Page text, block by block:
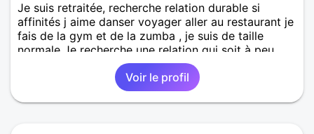
Je suis retraitée, recherche relation durable si
affinités j aime danser voyager aller au restaurant je
fais de la gym et de la zumba , je suis de taille
normale Je recherche une relation qui soit à peu
prés a une heure de mon lieu de résidence Surtout
ne pas m envoyer des profils qui se trouvent loin de
mon lieu de residence, je les bloque.
Voir le profil